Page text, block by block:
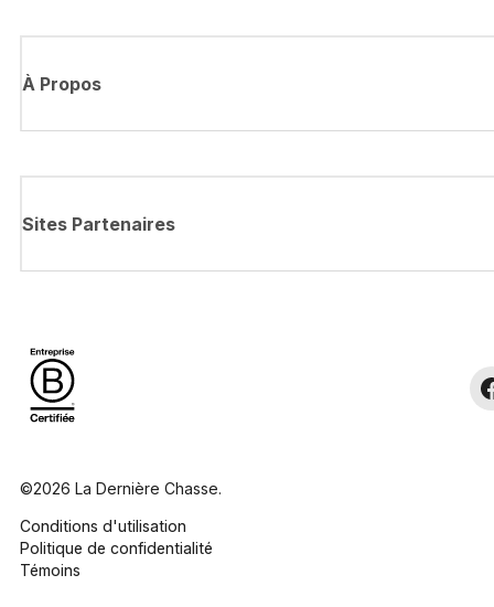
À Propos
Sites Partenaires
©2026 La Dernière Chasse.
Conditions d'utilisation
Politique de confidentialité
Témoins